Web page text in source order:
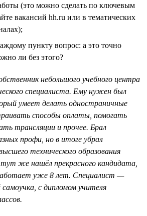
(это можно сделать по ключевым
вакансий hh.ru или в тематических
пункту вопрос: а это точно
ли без этого?
небольшого учебного центра
специалиста. Ему нужен был
умеет делать одностраничные
способы оплаты, помогать
трансляции и прочее. Брал
профи, но в итоге убрал
технического образования
тут же нашёл прекрасного кандидата,
уже 8 лет. Специалист —
с дипломом учителя